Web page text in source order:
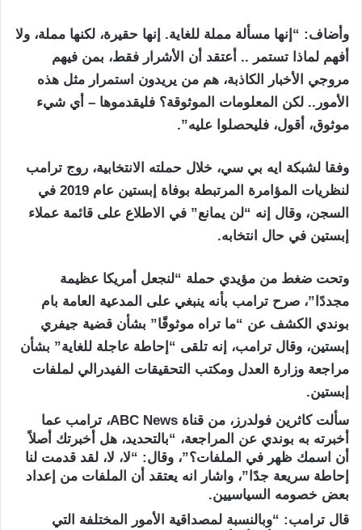
وأضاف: “إنها مسألة مملة للغاية. إنها حقيرة، لكنها مملة، ولا
أفهم لماذا تستمر .. أعتقد أن الأشرار فقط، بمن فيهم
مروجي الأخبار الكاذبة، هم من يريدون استمرار مثل هذه
الأمور.. لكن المعلومات الموثوقة؟ فليقدموها – أي شيء
موثوق، أقول، فليحصلوا عليه”.
وفقا لشبكة ايه بي سي، خلال حملته الانتخابية، روج ترامب
لنظريات المؤامرة المرتبطة بوفاة إبستين عام 2019 في
السجن، وقال إنه “لن يمانع” في الاطلاع على قائمة عملاء
إبستين في حال انتخابه.
وتحت ضغط من مؤيدي حملة “لنجعل أمريكا عظيمة
مجددًا”، صرح ترامب بأنه ينبغي على المدعية العامة بام
بوندي الكشف عن “ما تراه موثوقًا” بشأن قضية جيفري
إبستين، وقال ترامب، إنه تلقى “إحاطة عاجلة للغاية” بشأن
مراجعة وزارة العدل ومكتب التحقيقات الفيدرالي لملفات
إبستين.
سألت كاثرين فولدرز، من قناة ABC News، ترامب عما
أخبرته به بوندي عن المراجعة، “بالتحديد، هل أخبرتك أصلاً
أن اسمك ظهر في الملفات؟”، وقال: “لا، لا، لقد قدمت لنا
إحاطة سريعة جدًا”، واشار انه يعتقد أن الملفات من إعداد
بعض خصومه السياسيين.
قال ترامب: “وبالنسبة لمصداقية الأمور المختلفة التي